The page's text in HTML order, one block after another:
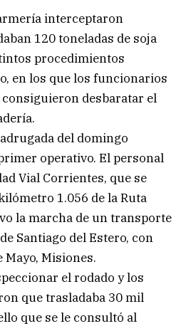
interceptaron
120 toneladas de soja
procedimientos
en los que los funcionarios
desbaratar el
del domingo
operativo. El personal
Vial Corrientes, que se
1.056 de la Ruta
la marcha de un transporte
Santiago del Estero, con
Mayo, Misiones.
el rodado y los
que trasladaba 30 mil
que se le consultó al